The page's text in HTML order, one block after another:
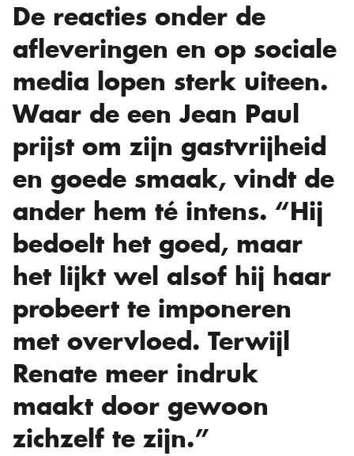
De reacties onder de
afleveringen en op sociale
media lopen sterk uiteen.
Waar de een Jean Paul
prijst om zijn gastvrijheid
en goede smaak, vindt de
ander hem té intens. “Hij
bedoelt het goed, maar
het lijkt wel alsof hij haar
probeert te imponeren
met overvloed. Terwijl
Renate meer indruk
maakt door gewoon
zichzelf te zijn.”